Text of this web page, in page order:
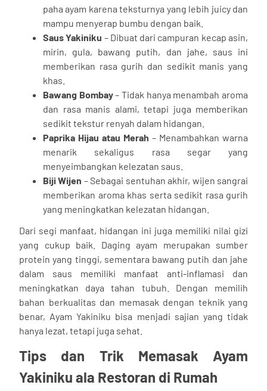
paha ayam karena teksturnya yang lebih juicy dan
mampu menyerap bumbu dengan baik.
Saus Yakiniku – Dibuat dari campuran kecap asin,
mirin, gula, bawang putih, dan jahe, saus ini
memberikan rasa gurih dan sedikit manis yang
khas.
Bawang Bombay– Tidak hanya menambah aroma
dan rasa manis alami, tetapi juga memberikan
sedikit tekstur renyah dalam hidangan.
Paprika Hijau atau Merah – Menambahkan warna
menarik sekaligus rasa segar yang
menyeimbangkan kelezatan saus.
Biji Wijen – Sebagai sentuhan akhir, wijen sangrai
memberikan aroma khas serta sedikit rasa gurih
yang meningkatkan kelezatan hidangan.
Dari segi manfaat, hidangan ini juga memiliki nilai gizi
yang cukup baik. Daging ayam merupakan sumber
protein yang tinggi, sementara bawang putih dan jahe
dalam saus memiliki manfaat anti-inflamasi dan
meningkatkan daya tahan tubuh. Dengan memilih
bahan berkualitas dan memasak dengan teknik yang
benar, Ayam Yakiniku bisa menjadi sajian yang tidak
hanya lezat, tetapi juga sehat.
Tips dan Trik Memasak Ayam
Yakiniku ala Restoran di Rumah